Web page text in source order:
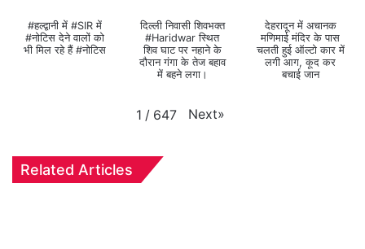
#हल्द्वानी में #SIR में
#नोटिस देने वालों को
भी मिल रहे हैं #नोटिस
दिल्ली निवासी शिवभक्त
#Haridwar स्थित
शिव घाट पर नहाने के
दौरान गंगा के तेज बहाव
में बहने लगा।
देहरादून में अचानक
मणिमाई मंदिर के पास
चलती हुई ऑल्टो कार में
लगी आग, कूद कर
बचाई जान
1 / 647 Next»
Related Articles